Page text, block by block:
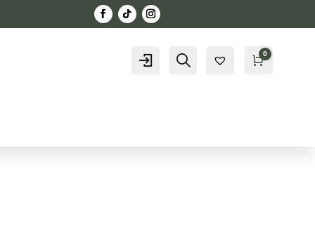
Konto Szukaj Kosz
0